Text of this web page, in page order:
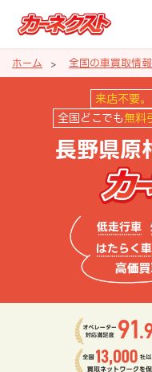
ホーム 全国の車買取情報
長野県原村の
来店不要。
全国どこでも 無料
長野県原